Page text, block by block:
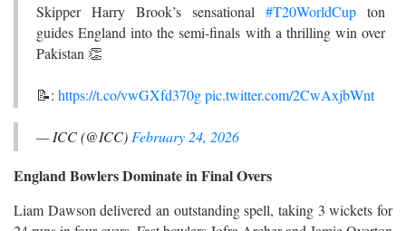
Skipper Harry Brook’s sensational #T20WorldCup ton
guides England into the semi-finals with a thrilling win over
Pakistan 👏
📝: https://t.co/vwGXfd370gpic.twitter.com/2CwAxjbWnt
— ICC (@ICC) February 24, 2026
England Bowlers Dominate in Final Overs
Liam Dawson delivered an outstanding spell, taking 3 wickets for